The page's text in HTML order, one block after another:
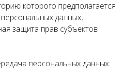
которого предполагается
данных,
защита прав субъектов
персональных данных